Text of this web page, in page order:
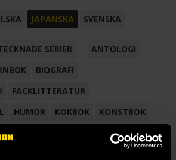
JAPANSKA SVENSKA
SERIER
ANTOLOGI
BIOGRAFI
FACKLITTERATUR
HUMOR KOKBOK
KONSTBOK
NOVELL